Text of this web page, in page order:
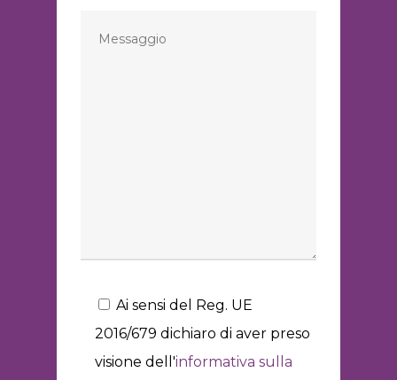
Ai sensi del Reg. UE
2016/679 dichiaro di aver preso
visione dell'informativa sulla